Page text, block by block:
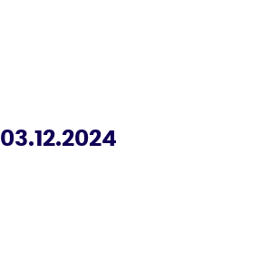
03.12.2024